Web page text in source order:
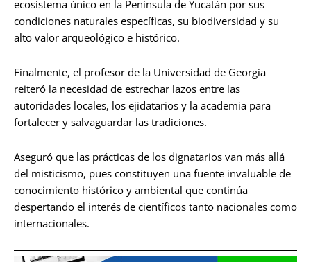
ecosistema único en la Península de Yucatán por sus
condiciones naturales específicas, su biodiversidad y su
alto valor arqueológico e histórico.
Finalmente, el profesor de la Universidad de Georgia
reiteró la necesidad de estrechar lazos entre las
autoridades locales, los ejidatarios y la academia para
fortalecer y salvaguardar las tradiciones.
Aseguró que las prácticas de los dignatarios van más allá
del misticismo, pues constituyen una fuente invaluable de
conocimiento histórico y ambiental que continúa
despertando el interés de científicos tanto nacionales como
internacionales.